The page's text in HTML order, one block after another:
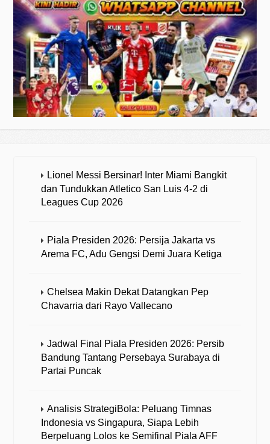
Lionel Messi Bersinar! Inter Miami Bangkit
dan Tundukkan Atletico San Luis 4-2 di
Leagues Cup 2026
Piala Presiden 2026: Persija Jakarta vs
Arema FC, Adu Gengsi Demi Juara Ketiga
Chelsea Makin Dekat Datangkan Pep
Chavarria dari Rayo Vallecano
Jadwal Final Piala Presiden 2026: Persib
Bandung Tantang Persebaya Surabaya di
Partai Puncak
Analisis StrategiBola: Peluang Timnas
Indonesia vs Singapura, Siapa Lebih
Berpeluang Lolos ke Semifinal Piala AFF